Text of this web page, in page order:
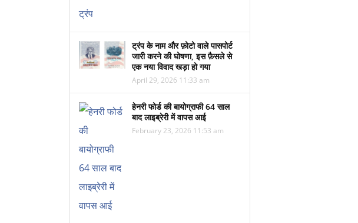
ट्रंप के नाम और फ़ोटो वाले पासपोर्ट
जारी करने की घोषणा, इस फ़ैसले से
एक नया विवाद खड़ा हो गया
April 29, 2026 11:33 am
हेनरी फोर्ड की बायोग्राफी 64 साल
बाद लाइब्रेरी में वापस आई
February 23, 2026 11:53 am